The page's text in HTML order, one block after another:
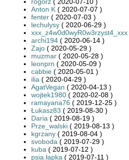
Anton K ( 2020-07-07 )
fenter ( 2020-07-03 )
lechulysy ( 2020-06-29 )
xxx_z4w0d0wyR0w3rzyst4_xxx
archi194 ( 2020-06-14 )
Zajo ( 2020-05-29 )
muzmar ( 2020-05-28 )
leonprn ( 2020-05-09 )
cabbie ( 2020-05-01 )
ilia ( 2020-04-29 )
AgatVegan ( 2020-04-13 )
wojtek1980 ( 2020-02-08 )
ramayana76 ( 2019-12-25 )
Łukasz83 ( 2019-08-30 )
Daria ( 2019-08-19 )
Prze_walski ( 2019-08-13 )
kgrzany ( 2019-08-04 )
svoboda ( 2019-07-29 )
kuba ( 2019-07-12 )
psia.łapka ( 2019-07-11 )